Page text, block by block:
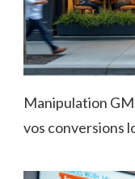
Manipulation
vos conversions